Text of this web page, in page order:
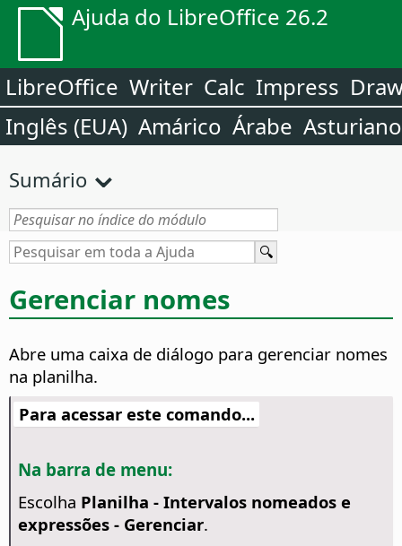
Ajuda do LibreOffice 26.2
LibreOffice Writer Calc Impress
Inglês (EUA) Amárico Árabe Asturiano
Sumário
Gerenciar nomes
Abre uma caixa de diálogo para gerenciar nomes
na planilha.
Para acessar este comando...
Na barra de menu:
Escolha Planilha - Intervalos nomeados e
expressões - Gerenciar.